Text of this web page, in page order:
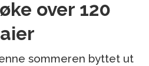
over 120
sommeren byttet ut